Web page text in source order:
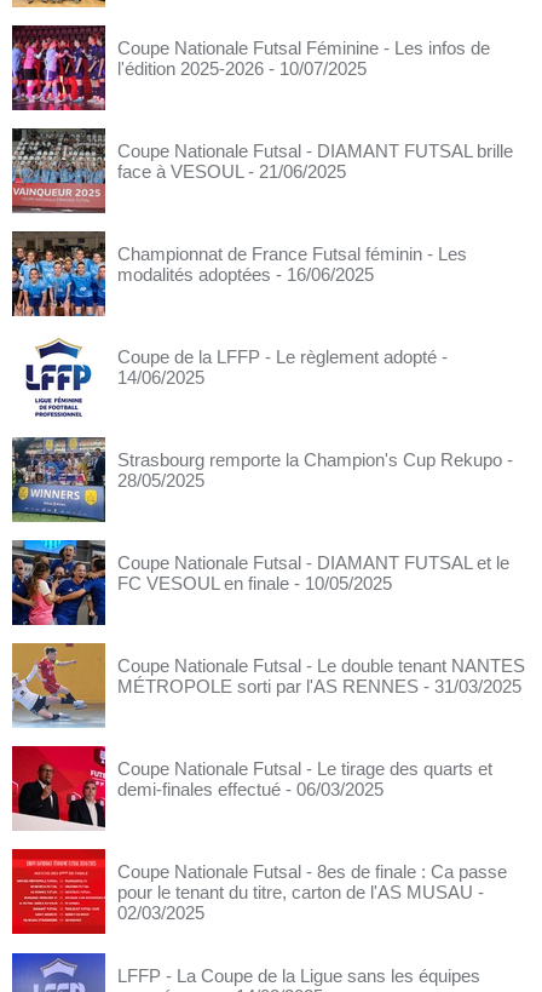
Coupe Nationale Futsal Féminine - Les infos de
l'édition 2025-2026 - 10/07/2025
Coupe Nationale Futsal - DIAMANT FUTSAL brille
face à VESOUL - 21/06/2025
Championnat de France Futsal féminin - Les
modalités adoptées - 16/06/2025
Coupe de la LFFP - Le règlement adopté -
14/06/2025
Strasbourg remporte la Champion's Cup Rekupo -
28/05/2025
Coupe Nationale Futsal - DIAMANT FUTSAL et le
FC VESOUL en finale - 10/05/2025
Coupe Nationale Futsal - Le double tenant NANTES
MÉTROPOLE sorti par l'AS RENNES - 31/03/2025
Coupe Nationale Futsal - Le tirage des quarts et
demi-finales effectué - 06/03/2025
Coupe Nationale Futsal - 8es de finale : Ca passe
pour le tenant du titre, carton de l'AS MUSAU -
02/03/2025
LFFP - La Coupe de la Ligue sans les équipes